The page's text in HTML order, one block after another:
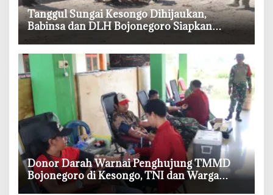
‎Tanggul Sungai Kesongo Dihijaukan,
Babinsa dan DLH Bojonegoro Siapkan
‎Donor Darah Warnai Penghujung TMMD
Bojonegoro di Kesongo, TNI dan Warga
Bergerak untuk Kemanusiaan